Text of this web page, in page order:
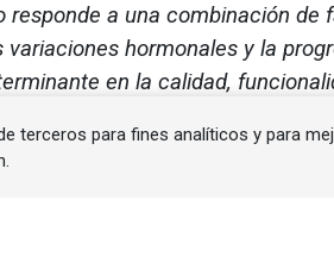
terceros para fines analíticos y para
responde a una combinación
variaciones hormonales y la
en la calidad,
y validación de